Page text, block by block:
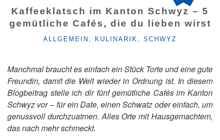
Kaffeeklatsch im Kanton Schwyz – 5
gemütliche Cafés, die du lieben wirst
KATEGORIEN
ALLGEMEIN , KULINARIK , SCHWYZ
Manchmal braucht es einfach ein Stück Torte und eine gute
Freundin, damit die Welt wieder in Ordnung ist. In diesem
Blogbeitrag stelle ich dir fünf gemütliche Cafés im Kanton
Schwyz vor – für ein Date, einen Schwatz oder einfach, um
genussvoll durchzuatmen. Alles Orte mit Hausgemachtem,
das nach mehr schmeckt.